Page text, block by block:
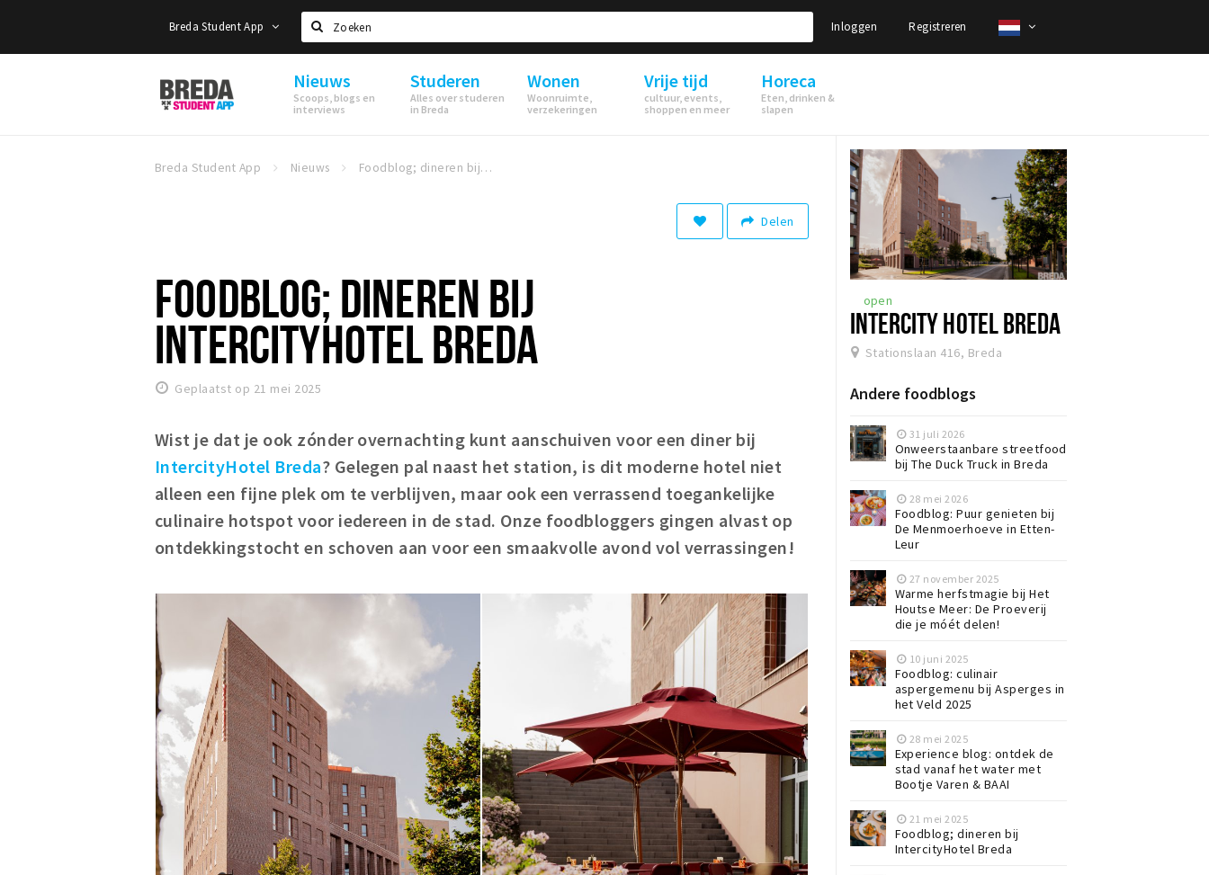
Breda Student App
Zoeken
Inloggen Registreren
Breda
Student
Nieuws
Scoops, blogs en
interviews
Studeren
Alles over studeren
in Breda
Wonen
Woonruimte,
verzekeringen
Vrije tijd
cultuur, events,
shoppen en meer
Horeca
Eten, drinken &
slapen
Breda Student App Nieuws Foodblog; dineren bij IntercityHotel Breda
Delen
FOODBLOG; DINEREN BIJ
INTERCITYHOTEL BREDA
Geplaatst op 21 mei 2025
Wist je dat je ook zónder overnachting kunt aanschuiven voor een diner bij
IntercityHotel Breda? Gelegen pal naast het station, is dit moderne hotel niet
alleen een fijne plek om te verblijven, maar ook een verrassend toegankelijke
culinaire hotspot voor iedereen in de stad. Onze foodbloggers gingen alvast op
ontdekkingstocht en schoven aan voor een smaakvolle avond vol verrassingen!
open
INTERCITY HOTEL BREDA
Stationslaan 416, Breda
Andere foodblogs
31 juli 2026
Onweerstaanbare streetfood
bij The Duck Truck in Breda
28 mei 2026
Foodblog: Puur genieten bij
De Menmoerhoeve in Etten-
Leur
27 november 2025
Warme herfstmagie bij Het
Houtse Meer: De Proeverij
die je móét delen!
10 juni 2025
Foodblog: culinair
aspergemenu bij Asperges in
het Veld 2025
28 mei 2025
Experience blog: ontdek de
stad vanaf het water met
Bootje Varen & BAAI
21 mei 2025
Foodblog; dineren bij
IntercityHotel Breda